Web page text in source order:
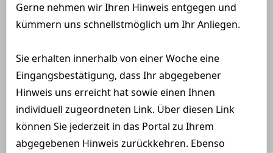
Gerne nehmen wir Ihren Hinweis entgegen und
kümmern uns schnellstmöglich um Ihr Anliegen.
Sie erhalten innerhalb von einer Woche eine
Eingangsbestätigung, dass Ihr abgegebener
Hinweis uns erreicht hat sowie einen Ihnen
individuell zugeordneten Link. Über diesen Link
können Sie jederzeit in das Portal zu Ihrem
abgegebenen Hinweis zurückkehren. Ebenso